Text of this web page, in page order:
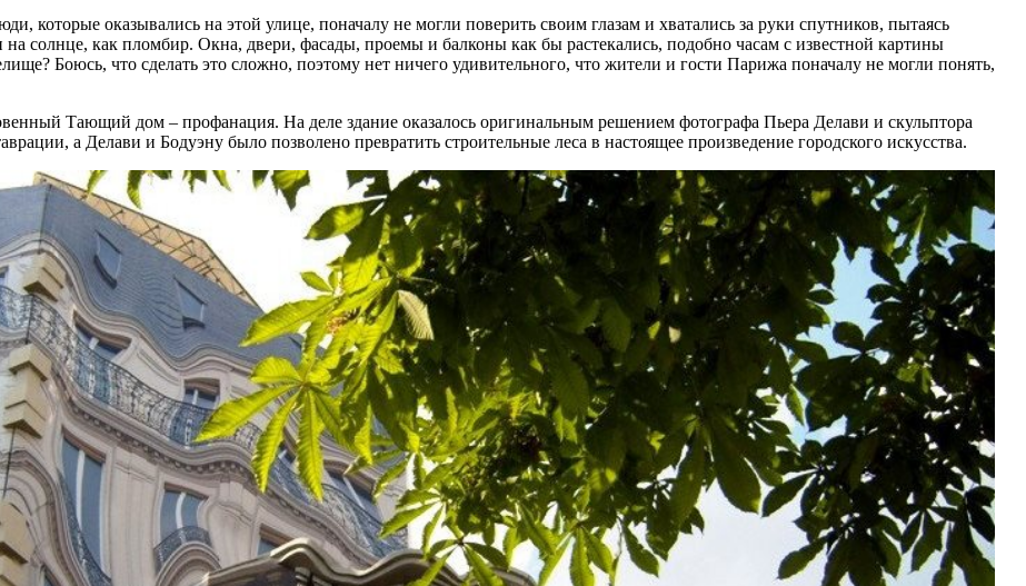
которые оказывались на этой улице, поначалу не могли поверить своим глазам и хватались за руки спутников, пытаясь
солнце, как пломбир. Окна, двери, фасады, проемы и балконы как бы растекались, подобно часам с известной картины
Боюсь, что сделать это сложно, поэтому нет ничего удивительного, что жители и гости Парижа поначалу не могли понять,
Тающий дом – профанация. На деле здание оказалось оригинальным решением фотографа Пьера Делави и скульптора
а Делави и Бодуэну было позволено превратить строительные леса в настоящее произведение городского искусства.